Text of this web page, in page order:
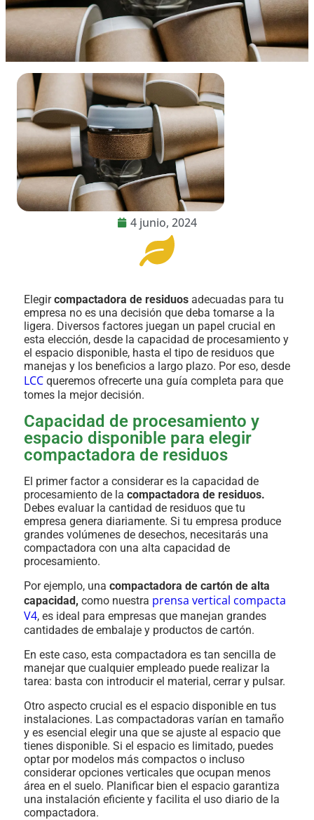
4 junio, 2024
Elegircompactadora de residuos adecuadas para tu
empresa no es una decisión que deba tomarse a la
ligera. Diversos factores juegan un papel crucial en
esta elección, desde la capacidad de procesamiento y
el espacio disponible, hasta el tipo de residuos que
manejas y los beneficios a largo plazo. Por eso, desde
LCC queremos ofrecerte una guía completa para que
tomes la mejor decisión.
Capacidad de procesamiento y
espacio disponible para elegir
compactadora de residuos
El primer factor a considerar es la capacidad de
procesamiento de la compactadora de residuos.
Debes evaluar la cantidad de residuos que tu
empresa genera diariamente. Si tu empresa produce
grandes volúmenes de desechos, necesitarás una
compactadora con una alta capacidad de
procesamiento.
Por ejemplo, una compactadora de cartón de alta
capacidad, como nuestra prensa vertical compacta
V4, es ideal para empresas que manejan grandes
cantidades de embalaje y productos de cartón.
En este caso, esta compactadora es tan sencilla de
manejar que cualquier empleado puede realizar la
tarea: basta con introducir el material, cerrar y pulsar.
Otro aspecto crucial es el espacio disponible en tus
instalaciones. Las compactadoras varían en tamaño
y es esencial elegir una que se ajuste al espacio que
tienes disponible. Si el espacio es limitado, puedes
optar por modelos más compactos o incluso
considerar opciones verticales que ocupan menos
área en el suelo. Planificar bien el espacio garantiza
una instalación eficiente y facilita el uso diario de la
compactadora.